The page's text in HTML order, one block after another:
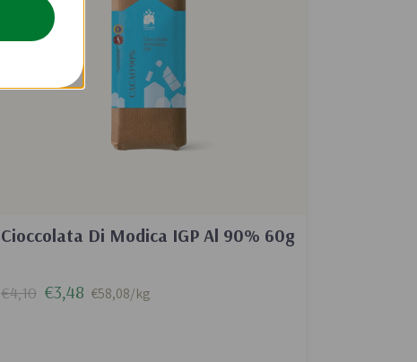
Cioccolata Di Modica IGP Al 90% 60g
€4,10 €3,48 €58,08/kg